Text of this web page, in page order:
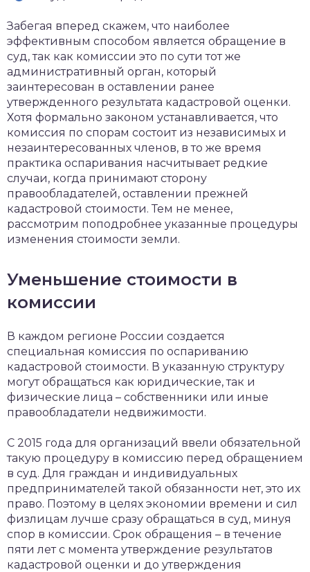
Забегая вперед скажем, что наиболее
эффективным способом является обращение в
суд, так как комиссии это по сути тот же
административный орган, который
заинтересован в оставлении ранее
утвержденного результата кадастровой оценки.
Хотя формально законом устанавливается, что
комиссия по спорам состоит из независимых и
незаинтересованных членов, в то же время
практика оспаривания насчитывает редкие
случаи, когда принимают сторону
правообладателей, оставлении прежней
кадастровой стоимости. Тем не менее,
рассмотрим поподробнее указанные процедуры
изменения стоимости земли.
Уменьшение стоимости в
комиссии
В каждом регионе России создается
специальная комиссия по оспариванию
кадастровой стоимости. В указанную структуру
могут обращаться как юридические, так и
физические лица – собственники или иные
правообладатели недвижимости.
С 2015 года для организаций ввели обязательной
такую процедуру в комиссию перед обращением
в суд. Для граждан и индивидуальных
предпринимателей такой обязанности нет, это их
право. Поэтому в целях экономии времени и сил
физлицам лучше сразу обращаться в суд, минуя
спор в комиссии. Срок обращения – в течение
пяти лет с момента утверждение результатов
кадастровой оценки и до утверждения